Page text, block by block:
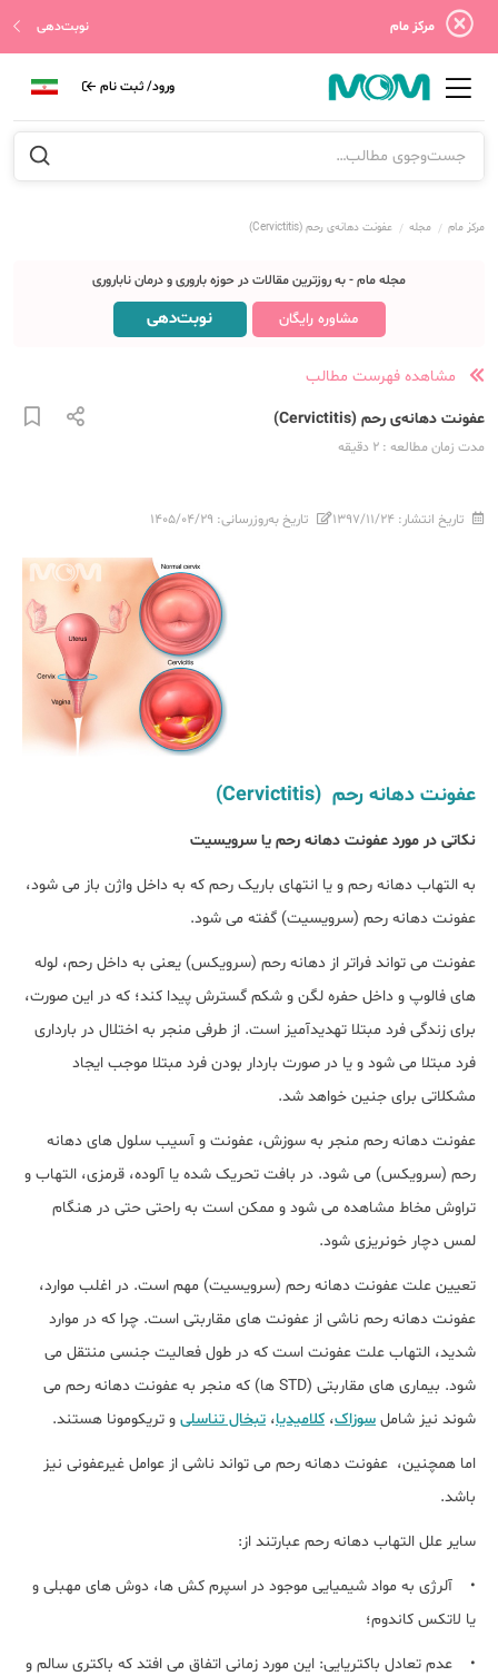
مرکز مام نوبت‌دهی
ورود/ ثبت نام
مرکز مام مجله عفونت دهانه‌ی رحم (Cervictitis)
مجله مام - به روزترین مقالات در حوزه باروری و درمان ناباروری
مشاوره رایگان نوبت‌دهی
مشاهده فهرست مطالب
عفونت دهانه‌ی رحم (Cervictitis)
مدت زمان مطالعه : 2 دقیقه
تاریخ انتشار: ۱۳۹۷/۱۱/۲۴ تاریخ به‌روزرسانی: ۱۴۰۵/۰۴/۲۹
عفونت دهانه رحم (Cervictitis)
نکاتی در مورد عفونت دهانه رحم یا سرویسیت
به التهاب دهانه رحم و یا انتهای باریک رحم که به داخل واژن باز می شود،
عفونت دهانه رحم (سرویسیت) گفته می شود.
عفونت می تواند فراتر از دهانه رحم (سرویکس) یعنی به داخل رحم، لوله
های فالوپ و داخل حفره لگن و شکم گسترش پیدا کند؛ که در این صورت،
برای زندگی فرد مبتلا تهدیدآمیز است. از طرفی منجر به اختلال در بارداری
فرد مبتلا می شود و یا در صورت باردار بودن فرد مبتلا موجب ایجاد
مشکلاتی برای جنین خواهد شد.
عفونت دهانه رحم منجر به سوزش، عفونت و آسیب سلول های دهانه
رحم (سرویکس) می شود. در بافت تحریک شده یا آلوده، قرمزی، التهاب و
تراوش مخاط مشاهده می شود و ممکن است به راحتی حتی در هنگام
لمس دچار خونریزی شود.
تعیین علت عفونت دهانه رحم (سرویسیت) مهم است. در اغلب موارد،
عفونت دهانه رحم ناشی از عفونت های مقاربتی است. چرا که در موارد
شدید، التهاب علت عفونت است که در طول فعالیت جنسی منتقل می
شود. بیماری های مقاربتی (STD ها) که منجر به عفونت دهانه رحم می
شوند نیز شامل سوزاک، کلامیدیا، تبخال تناسلی و تریکومونا هستند.
اما همچنین، عفونت دهانه رحم می تواند ناشی از عوامل غیرعفونی نیز
باشد.
سایر علل التهاب دهانه رحم عبارتند از:
• آلرژی به مواد شیمیایی موجود در اسپرم کش ها، دوش های مهبلی و
یا لاتکس کاندوم؛
• عدم تعادل باکتریایی: این مورد زمانی اتفاق می افتد که باکتری سالم و